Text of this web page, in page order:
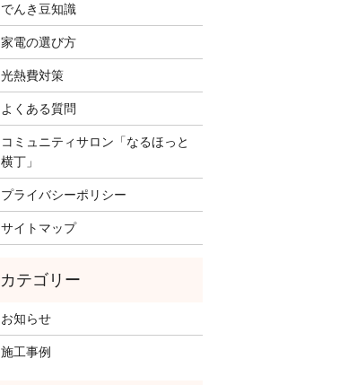
でんき豆知識
家電の選び方
光熱費対策
よくある質問
コミュニティサロン「なるほっと
横丁」
プライバシーポリシー
サイトマップ
お知らせ
施工事例